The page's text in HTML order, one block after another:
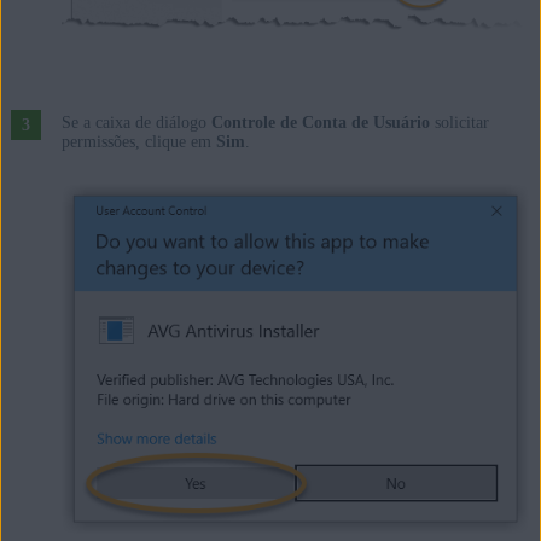
Se a caixa de diálogo Controle de Conta de Usuário solicitar
permissões, clique em Sim